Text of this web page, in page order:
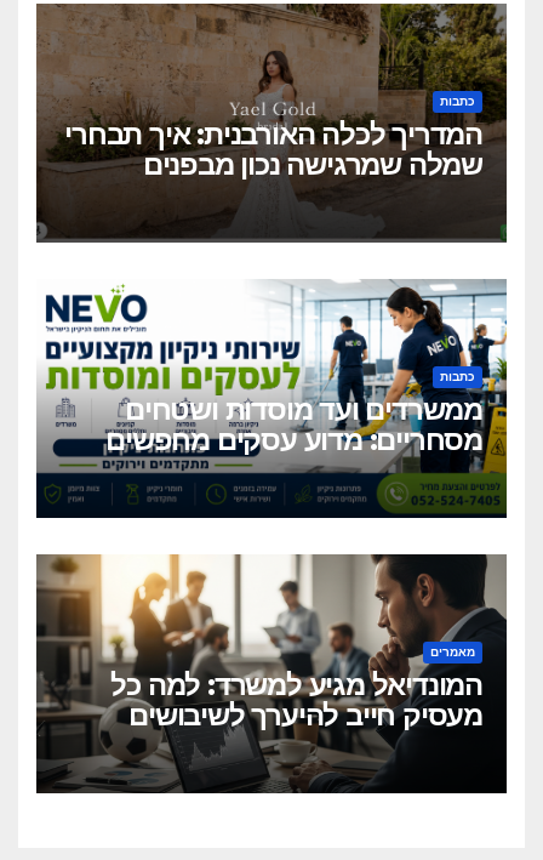
כתבות
המדריך לכלה האורבנית: איך תבחרי
שמלה שמרגישה נכון מבפנים
ונראית מושלם מבחוץ?
כתבות
ממשרדים ועד מוסדות ושטחים
מסחריים: מדוע עסקים מחפשים
כיום שירותי ניקיון מקצועיים
וגמישים?
מאמרים
המונדיאל מגיע למשרד: למה כל
מעסיק חייב להיערך לשיבושים
הקרובים